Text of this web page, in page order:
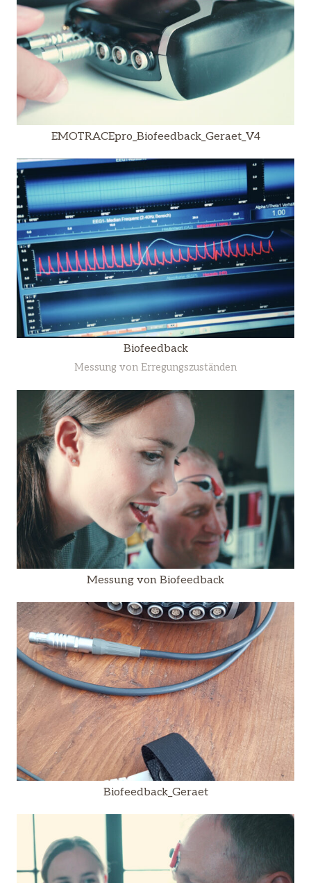
EMOTRACEpro_Biofeedback_Geraet_V4
Biofeedback
Messung von Erregungszuständen
Messung von Biofeedback
Biofeedback_Geraet